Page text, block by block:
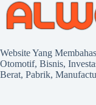
Website Yang
Otomotif, Bisnis,
Berat, Pabrik,